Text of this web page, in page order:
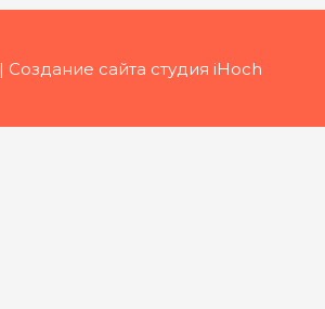
| Создание сайта студия iHoch